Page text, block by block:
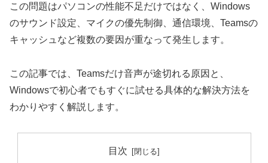
この問題はパソコンの性能不足だけではなく、Windows
のサウンド設定、マイクの優先制御、通信環境、Teamsの
キャッシュなど複数の要因が重なって発生します。
この記事では、Teamsだけ音声が途切れる原因と、
Windowsで初心者でもすぐに試せる具体的な解決方法を
わかりやすく解説します。
目次